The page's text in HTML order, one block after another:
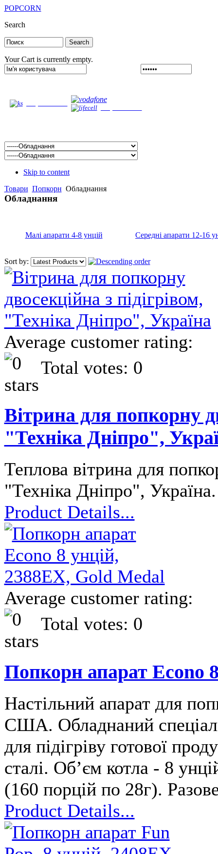
POPCORN
Search
Your Cart is currently empty.
Skip to content
Товари Попкорн Обладнання
Обладнання
Малі апарати 4-8 унцій Середні апарати 12-16
Sort by:
Average customer rating:
Total votes: 0
Вітрина для попкорну
"Техніка Дніпро",
Теплова вітрина для
"Техніка Дніпро",
Product Details...
Average customer rating:
Total votes: 0
Попкорн апарат Econo
Настільний апарат для
США. Обладнаний
для підігріву готової
сталі. Обʼєм котла - 8
(160 порцій по 28г).
Product Details...